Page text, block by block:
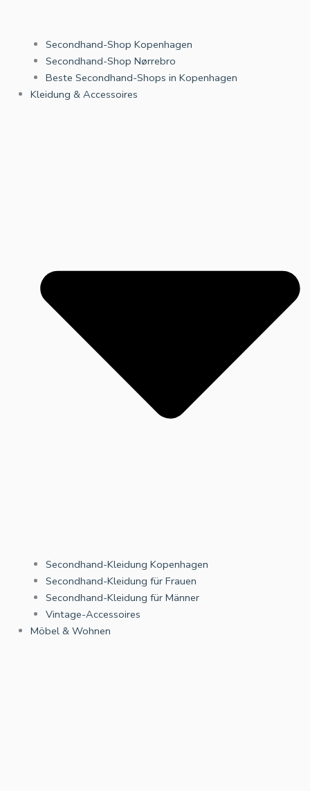
Secondhand-Shop Kopenhagen
Secondhand-Shop Nørrebro
Beste Secondhand-Shops in Kopenhagen
Kleidung & Accessoires
Secondhand-Kleidung Kopenhagen
Secondhand-Kleidung für Frauen
Secondhand-Kleidung für Männer
Vintage-Accessoires
Möbel & Wohnen